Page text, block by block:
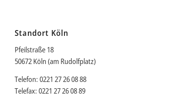
Standort Köln
Pfeilstraße 18
50672 Köln (am Rudolfplatz)
Telefon: 0221 27 26 08 88
Telefax: 0221 27 26 08 89